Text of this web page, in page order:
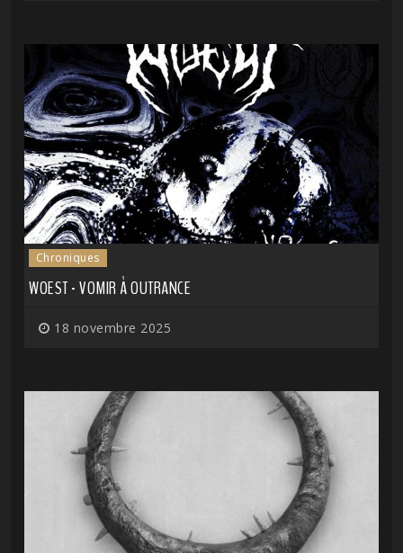
Chroniques
WOEST - VOMIR À OUTRANCE
18 novembre 2025